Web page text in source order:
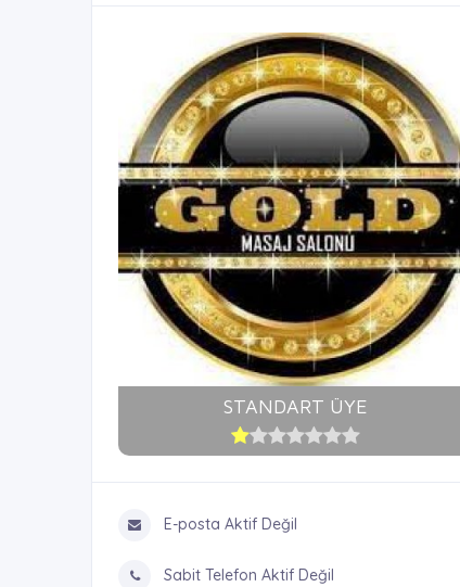
STANDART ÜYE
E-posta Aktif Değil
Sabit Telefon Aktif Değil